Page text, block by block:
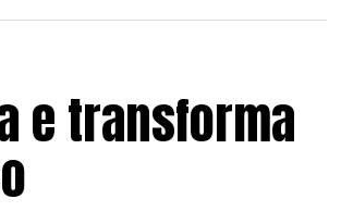
e transforma